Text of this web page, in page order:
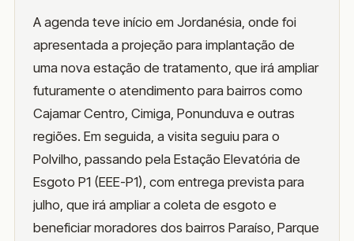
A agenda teve início em Jordanésia, onde foi
apresentada a projeção para implantação de
uma nova estação de tratamento, que irá ampliar
futuramente o atendimento para bairros como
Cajamar Centro, Cimiga, Ponunduva e outras
regiões. Em seguida, a visita seguiu para o
Polvilho, passando pela Estação Elevatória de
Esgoto P1 (EEE-P1), com entrega prevista para
julho, que irá ampliar a coleta de esgoto e
beneficiar moradores dos bairros Paraíso, Parque